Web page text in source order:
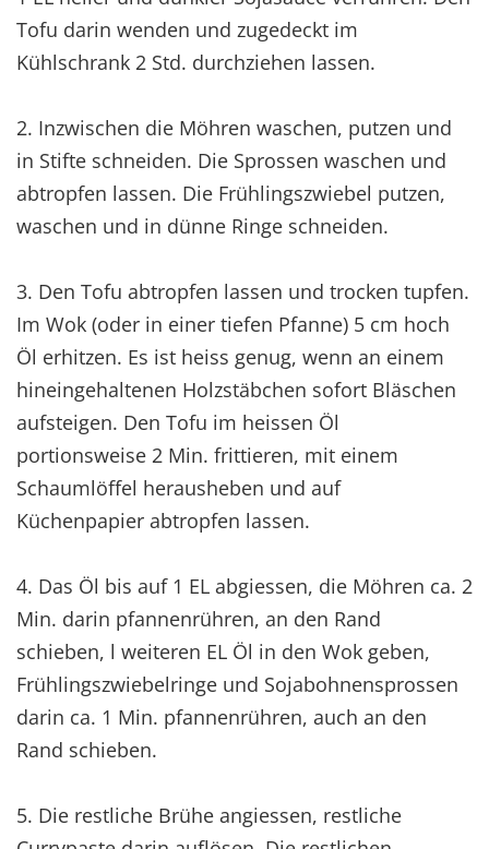
Tofu darin wenden und zugedeckt im
Kühlschrank 2 Std. durchziehen lassen.
2. Inzwischen die Möhren waschen, putzen und
in Stifte schneiden. Die Sprossen waschen und
abtropfen lassen. Die Frühlingszwiebel putzen,
waschen und in dünne Ringe schneiden.
3. Den Tofu abtropfen lassen und trocken tupfen.
Im Wok (oder in einer tiefen Pfanne) 5 cm hoch
Öl erhitzen. Es ist heiss genug, wenn an einem
hineingehaltenen Holzstäbchen sofort Bläschen
aufsteigen. Den Tofu im heissen Öl
portionsweise 2 Min. frittieren, mit einem
Schaumlöffel herausheben und auf
Küchenpapier abtropfen lassen.
4. Das Öl bis auf 1 EL abgiessen, die Möhren ca. 2
Min. darin pfannenrühren, an den Rand
schieben, l weiteren EL Öl in den Wok geben,
Frühlingszwiebelringe und Sojabohnensprossen
darin ca. 1 Min. pfannenrühren, auch an den
Rand schieben.
5. Die restliche Brühe angiessen, restliche